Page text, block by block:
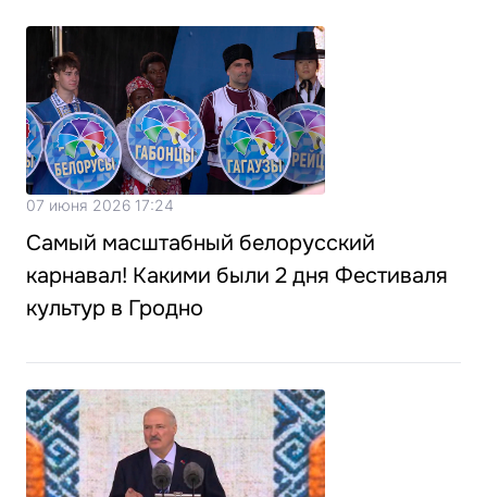
07 июня 2026 17:24
Самый масштабный белорусский
карнавал! Какими были 2 дня Фестиваля
культур в Гродно